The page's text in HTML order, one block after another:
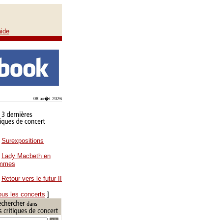
08 ao�t 2026
Surexpositions
Lady Macbeth en
Retour vers le futur II
les concerts ]